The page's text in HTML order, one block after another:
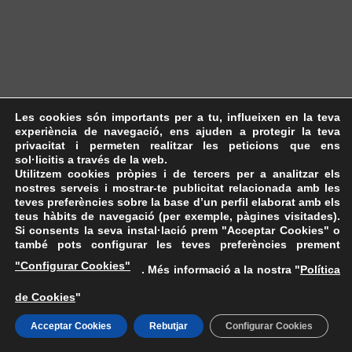
Les cookies són importants per a tu, influeixen en la teva
experiència de navegació, ens ajuden a protegir la teva
privacitat i permeten realitzar les peticions que ens
sol·licitis a través de la web.
Utilitzem cookies pròpies i de tercers per a analitzar els
nostres serveis i mostrar-te publicitat relacionada amb les
teves preferències sobre la base d’un perfil elaborat amb els
teus hàbits de navegació (per exemple, pàgines visitades).
Si consents la seva instal·lació prem "Acceptar Cookies" o
també pots configurar les teves preferències prement
"Configurar Cookies"
. Més informació a la nostra "Política
de Cookies"
Acceptar Cookies Rebutjar Configurar Cookies